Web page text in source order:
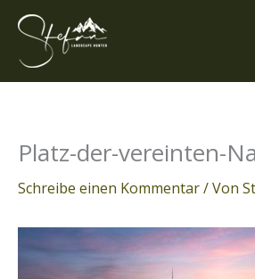
Zum
Inhalt
springen
Platz-der-vereinten-
Schreibe einen Kommentar/ Von